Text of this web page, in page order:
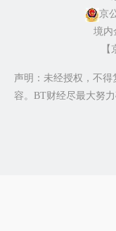
京
境内
声明：未经授权，不
容。BT财经尽最大努